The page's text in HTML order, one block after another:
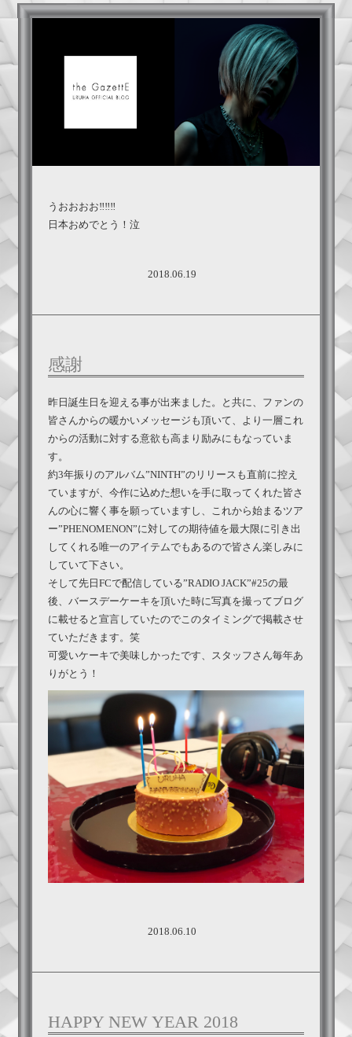
うおおおお‼︎‼︎‼︎
日本おめでとう！泣
2018.06.19
感謝
昨日誕生日を迎える事が出来ました。と共に、ファンの
皆さんからの暖かいメッセージも頂いて、より一層これ
からの活動に対する意欲も高まり励みにもなっていま
す。
約3年振りのアルバム”NINTH”のリリースも直前に控え
ていますが、今作に込めた想いを手に取ってくれた皆さ
んの心に響く事を願っていますし、これから始まるツア
ー”PHENOMENON”に対しての期待値を最大限に引き出
してくれる唯一のアイテムでもあるので皆さん楽しみに
していて下さい。
そして先日FCで配信している”RADIO JACK”#25の最
後、バースデーケーキを頂いた時に写真を撮ってブログ
に載せると宣言していたのでこのタイミングで掲載させ
ていただきます。笑
可愛いケーキで美味しかったです、スタッフさん毎年あ
りがとう！
2018.06.10
HAPPY NEW YEAR 2018